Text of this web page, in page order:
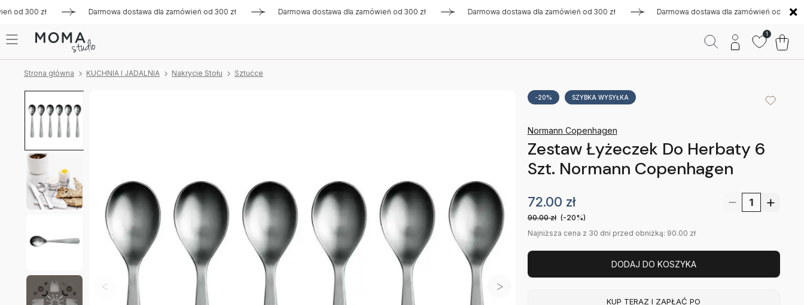
300 zł Darmowa dostawa dla zamówień od 300 zł Darmowa dostawa dla zamówień od 300 zł Darmowa dostawa dla zamówień od 300 zł Darmowa dostawa dla zamówień od 300 zł
1
Strona główna KUCHNIA I JADALNIA Nakrycie Stołu Sztućce
-20% SZYBKA WYSYŁKA
Normann Copenhagen
Zestaw Łyżeczek Do Herbaty 6
Szt. Normann Copenhagen
72.00 zł
90.00zł (-20%)
Najniższa cena z 30 dni przed obniżką: 90.00 zł
DODAJ DO KOSZYKA
KUP TERAZ I ZAPŁAĆ PO